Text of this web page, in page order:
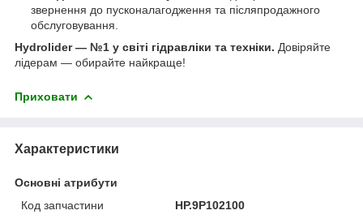
звернення до пусконалагодження та післяпродажного
обслуговування.
Hydrolider — №1 у світі гідравліки та техніки. Довіряйте
лідерам — обирайте найкраще!
Приховати
Характеристики
Основні атрибути
Код запчастини
HP.9P102100